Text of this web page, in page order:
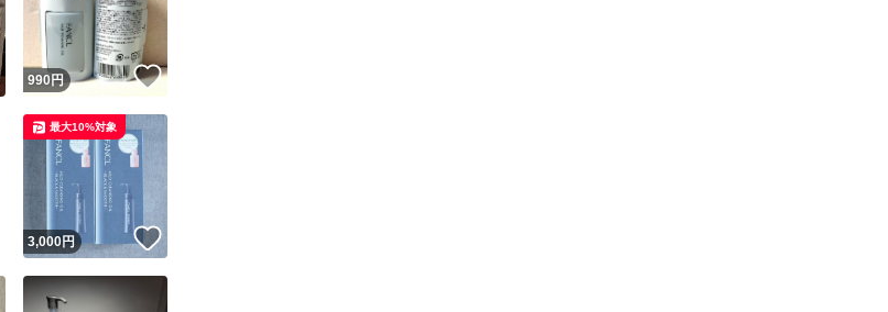
このユーザーは設定した発送日数内に発送しています
いいね！
990円 いいね！
いいね！
3,000円
最大10%対象